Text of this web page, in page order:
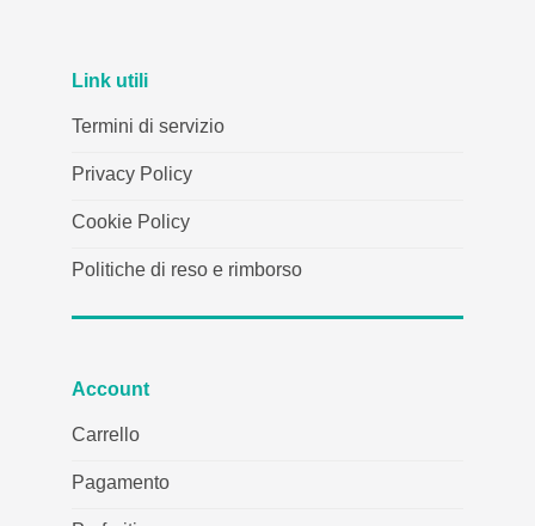
Link utili
Termini di servizio
Privacy Policy
Cookie Policy
Politiche di reso e rimborso
Account
Carrello
Pagamento